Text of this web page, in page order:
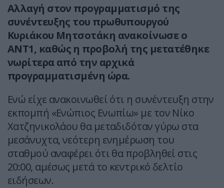
Αλλαγή στον προγραμματισμό της
συνέντευξης του πρωθυπουργού
Κυριάκου Μητσοτάκη ανακοίνωσε ο
ΑΝΤ1, καθώς η προβολή της μετατέθηκε
νωρίτερα από την αρχικά
προγραμματισμένη ώρα.
Ενώ είχε ανακοινωθεί ότι η συνέντευξη στην
εκπομπή «Ενώπιος Ενωπίω» με τον Νίκο
Χατζηνικολάου θα μεταδιδόταν γύρω στα
μεσάνυχτα, νεότερη ενημέρωση του
σταθμού αναφέρει ότι θα προβληθεί στις
20:00, αμέσως μετά το κεντρικό δελτίο
ειδήσεων.